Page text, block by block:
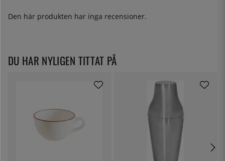
Den här produkten har inga recensioner.
DU HAR NYLIGEN TITTAT PÅ